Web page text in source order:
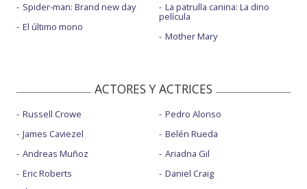
Spider-man: Brand new day
El último mono
La patrulla canina: La dino
película
Mother Mary
ACTORES Y ACTRICES
Russell Crowe
James Caviezel
Andreas Muñoz
Eric Roberts
Pedro Alonso
Belén Rueda
Ariadna Gil
Daniel Craig